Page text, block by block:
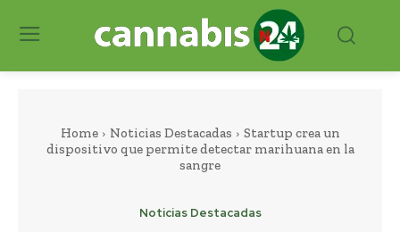
Home Noticias Destacadas
Startup crea un
dispositivo que permite detectar marihuana en la
sangre
Noticias Destacadas